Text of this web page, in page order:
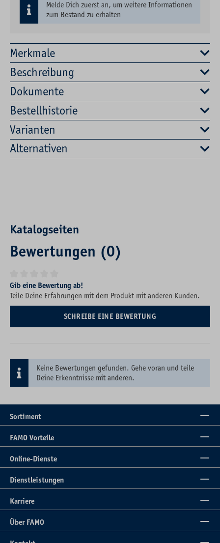
Merkmale
Beschreibung
Dokumente
Bestellhistorie
Varianten
Alternativen
Melde Dich zuerst an, um weitere Informationen
zum Bestand zu erhalten
Katalogseiten
Bewertungen (0)
Durchschnittliche Bewertung von 0 von 5 Sternen
Gib eine Bewertung ab!
Teile Deine Erfahrungen mit dem Produkt mit anderen Kunden.
SCHREIBE EINE BEWERTUNG
Keine Bewertungen gefunden. Gehe voran und teile
Deine Erkenntnisse mit anderen.
Sortiment
FAMO Vorteile
Online-Dienste
Dienstleistungen
Karriere
Über FAMO